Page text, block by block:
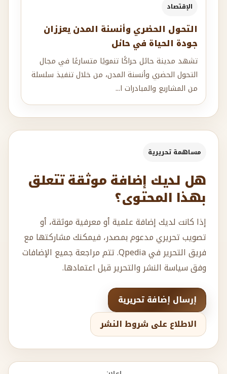
الإقتصاد
التحول الحضري وأنسنة المدن يعززان
جودة الحياة في حائل
تشهد مدينة حائل حراكًا تنمويًا متسارعًا في مجال
التحول الحضري وأنسنة المدن، من خلال تنفيذ سلسلة
من المشاريع والمبادرات ا...
مساهمة تحريرية
هل لديك إضافة موثقة تتعلق
بهذا المحتوى؟
إذا كانت لديك إضافة علمية أو معرفية موثقة، أو
تصويب تحريري مدعوم بمصدر، فيمكنك مشاركتها مع
فريق التحرير في Qpedia. تتم مراجعة جميع الإضافات
وفق سياسة النشر والتحرير قبل اعتمادها.
إرسال إضافة تحريرية
الاطلاع على شروط النشر